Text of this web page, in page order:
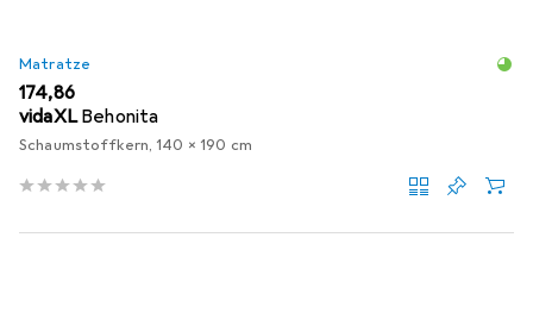
Matratze
EUR
174,86
vidaXL Behonita
Schaumstoffkern, 140 x 190 cm